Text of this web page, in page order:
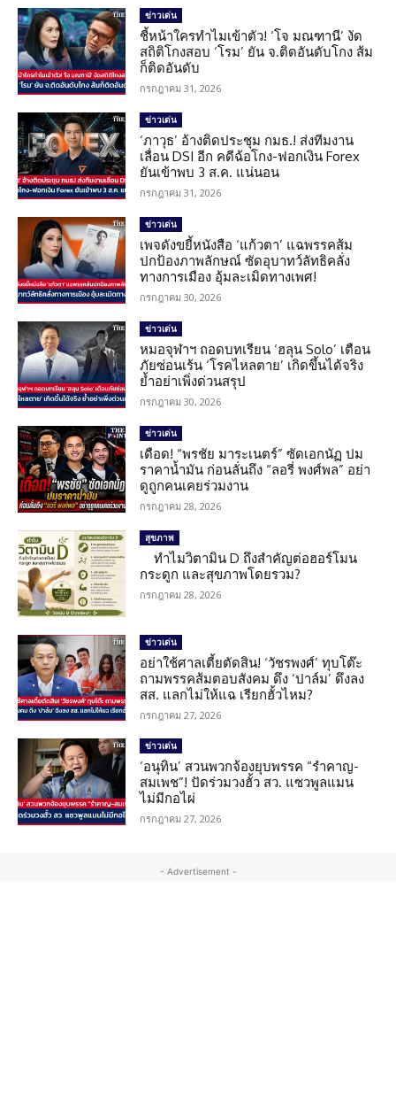
ข่าวเด่น
ชี้หน้าใครทำไมเข้าตัว! ‘โจ มณฑานี’ งัด
สถิติโกงสอบ ‘โรม’ ยัน จ.ติดอันดับโกง ส้ม
ก็ติดอันดับ
กรกฎาคม 31, 2026
ข่าวเด่น
‘ภาวุธ’ อ้างติดประชุม กมธ.! ส่งทีมงาน
เลื่อน DSI อีก คดีฉ้อโกง-ฟอกเงิน Forex
ยันเข้าพบ 3 ส.ค. แน่นอน
กรกฎาคม 31, 2026
ข่าวเด่น
เพจดังขยี้หนังสือ ‘แก้วตา’ แฉพรรคส้ม
ปกป้องภาพลักษณ์ ซัดอุบาทว์ลัทธิคลั่ง
ทางการเมือง อุ้มละเมิดทางเพศ!
กรกฎาคม 30, 2026
ข่าวเด่น
หมอจุฬาฯ ถอดบทเรียน ‘ฮลุน Solo’ เตือน
ภัยซ่อนเร้น ‘โรคไหลตาย’ เกิดขึ้นได้จริง
ย้ำอย่าเพิ่งด่วนสรุป
กรกฎาคม 30, 2026
ข่าวเด่น
เดือด! “พรชัย มาระเนตร์” ซัดเอกนัฏ ปม
ราคาน้ำมัน ก่อนลั่นถึง “ลอรี่ พงศ์พล” อย่า
ดูถูกคนเคยร่วมงาน
กรกฎาคม 28, 2026
สุขภาพ
ทำไมวิตามิน D ถึงสำคัญต่อฮอร์โมน
กระดูก และสุขภาพโดยรวม?
กรกฎาคม 28, 2026
ข่าวเด่น
อย่าใช้ศาลเตี้ยตัดสิน! ‘วัชรพงศ์’ ทุบโต๊ะ
ถามพรรคส้มตอบสังคม ดึง ‘ปาล์ม’ ดึงลง
สส. แลกไม่ให้แฉ เรียกฮั้วไหม?
กรกฎาคม 27, 2026
ข่าวเด่น
‘อนุทิน’ สวนพวกจ้องยุบพรรค “รำคาญ-
สมเพช”! ปัดร่วมวงฮั้ว สว. แซวพูลแมน
ไม่มีกอไผ่
กรกฎาคม 27, 2026
- Advertisement -